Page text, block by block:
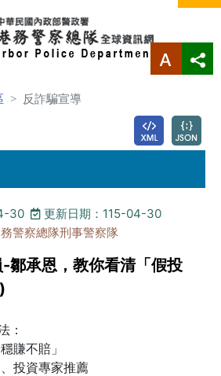
反詐騙宣導
30
更新日期：115-04-30
警察總隊刑事警察隊
鄒承恩，教你看清「假投
：
賺不賠」
投資專家推薦